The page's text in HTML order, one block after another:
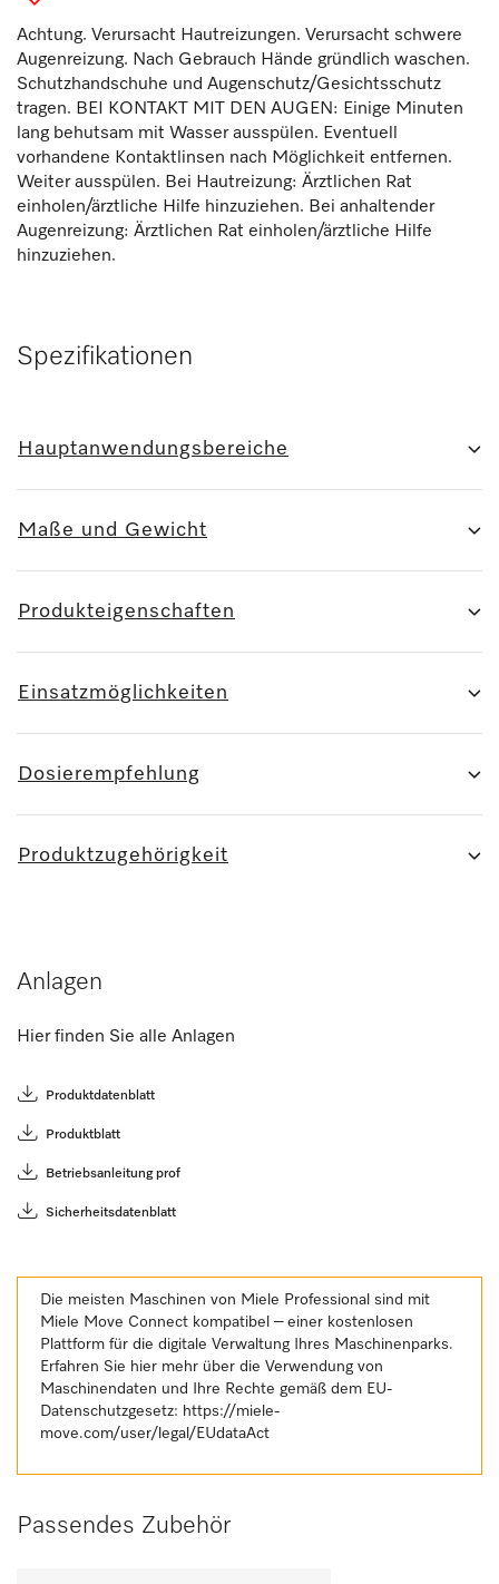
Achtung. Verursacht Hautreizungen. Verursacht schwere
Augenreizung. Nach Gebrauch Hände gründlich waschen.
Schutzhandschuhe und Augenschutz/Gesichtsschutz
tragen. BEI KONTAKT MIT DEN AUGEN: Einige Minuten
lang behutsam mit Wasser ausspülen. Eventuell
vorhandene Kontaktlinsen nach Möglichkeit entfernen.
Weiter ausspülen. Bei Hautreizung: Ärztlichen Rat
einholen/ärztliche Hilfe hinzuziehen. Bei anhaltender
Augenreizung: Ärztlichen Rat einholen/ärztliche Hilfe
hinzuziehen.
Spezifikationen
Hauptanwendungsbereiche
Maße und Gewicht
Produkteigenschaften
Einsatzmöglichkeiten
Dosierempfehlung
Produktzugehörigkeit
Anlagen
Hier finden Sie alle Anlagen
Produktdatenblatt
Produktblatt
Betriebsanleitung prof
Sicherheitsdatenblatt
Die meisten Maschinen von Miele Professional sind mit
Miele Move Connect kompatibel – einer kostenlosen
Plattform für die digitale Verwaltung Ihres Maschinenparks.
Erfahren Sie hier mehr über die Verwendung von
Maschinendaten und Ihre Rechte gemäß dem EU-
Datenschutzgesetz: https://miele-
move.com/user/legal/EUdataAct
Passendes Zubehör